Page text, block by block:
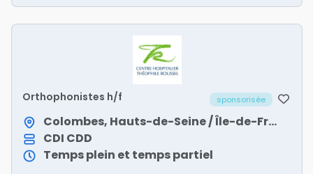
Orthophonistes h/f sponsorisée
Colombes, Hauts-de-Seine / Île-de-France
CDI CDD
Temps plein et temps partiel